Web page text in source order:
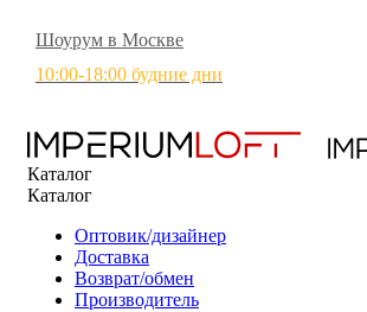
Шоурум в Москве
10:00-18:00 будние дни
Каталог
Каталог
Оптовик/дизайнер
Доставка
Возврат/обмен
Производитель